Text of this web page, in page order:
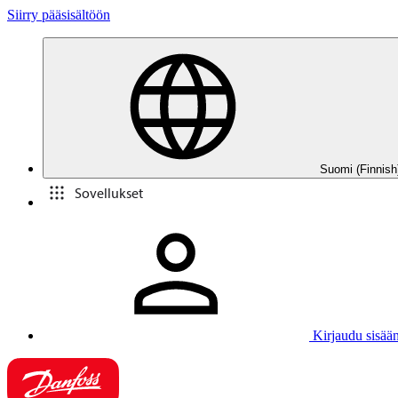
Siirry pääsisältöön
Suomi
Sovellukset
Kirjaudu